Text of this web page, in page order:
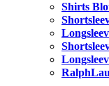
Shirts